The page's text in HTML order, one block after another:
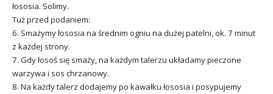
łososia. Solimy.
Tuż przed podaniem:
6. Smażymy łososia na średnim ogniu na dużej patelni, ok. 7 minut
z każdej strony.
7. Gdy łosoś się smaży, na każdym talerzu układamy pieczone
warzywa i sos chrzanowy.
8. Na każdy talerz dodajemy po kawałku łososia i posypujemy